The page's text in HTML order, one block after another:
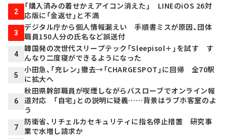
2
「購入済みの着せかえアイコン消えた」 LINEのiOS 26対
応版に「金返せ」と不満
3
デジタル庁から個人情報漏えい 手順書ミスが原因、団体
職員150人分の氏名など誤送付
4
韓国発の次世代スリープテック「Sleepisol＋」を試す す
んなり二度寝ができるようになった
5
小田急、「充レン」撤去→「CHARGESPOT」に回帰 全70駅
に拡大へ
6
秋田県幹部職員が喫煙しながらバスローブでオンライン報
道対応 「自宅」との説明に疑義……背景はラブホ客室のよ
う
7
防衛省、リチェルカセキュリティに指名停止措置 研究事
業で水増し請求か